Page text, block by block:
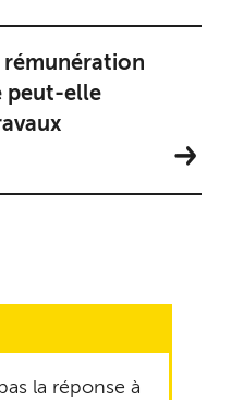
rémunération
peut-elle
la réponse à